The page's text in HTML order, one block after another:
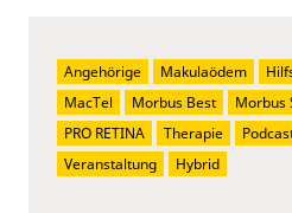
Angehörige Makulaödem
MacTel
Morbus Best Morbus
PRO RETINA
Therapie
Veranstaltung
Hybrid